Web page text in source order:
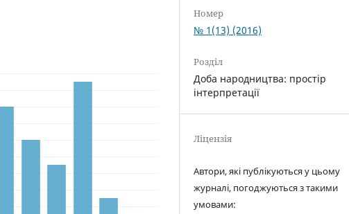
Номер
№ 1(13) (2016)
Розділ
Доба народництва: простір
інтерпретації
Ліцензія
Автори, які публікуються у цьому
журналі, погоджуються з такими
умовами: